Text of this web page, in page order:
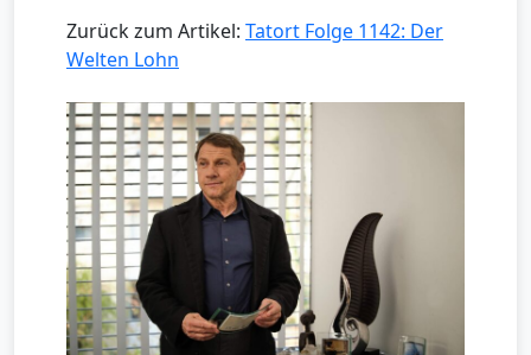
Zurück zum Artikel: Tatort Folge 1142: Der
Welten Lohn